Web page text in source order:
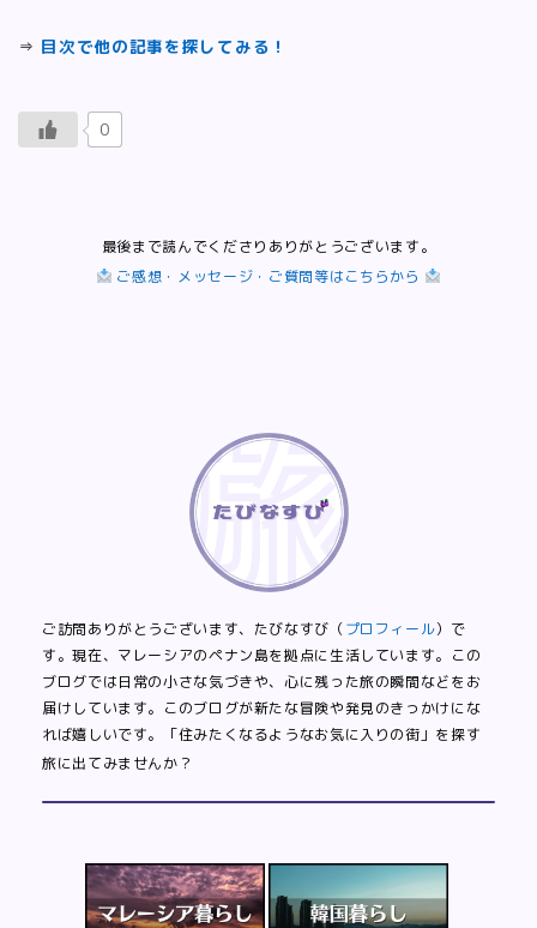
⇒ 目次で他の記事を探してみる！
0
最後まで読んでくださりありがとうございます。
ご感想・メッセージ・ご質問等はこちらから
ご訪問ありがとうございます、たびなすび（プロフィール）で
す。現在、マレーシアのペナン島を拠点に生活しています。この
ブログでは日常の小さな気づきや、心に残った旅の瞬間などをお
届けしています。このブログが新たな冒険や発見のきっかけにな
れば嬉しいです。「住みたくなるようなお気に入りの街」を探す
旅に出てみませんか？